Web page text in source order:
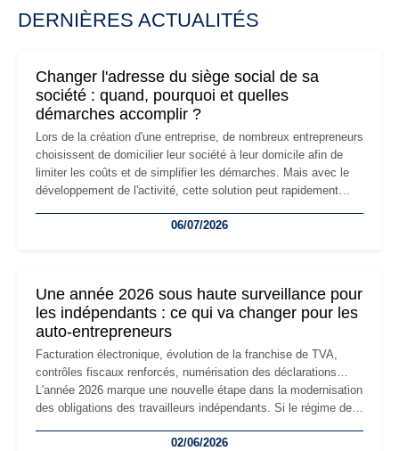
DERNIÈRES ACTUALITÉS
Changer l'adresse du siège social de sa
société : quand, pourquoi et quelles
démarches accomplir ?
Lors de la création d'une entreprise, de nombreux entrepreneurs
choisissent de domicilier leur société à leur domicile afin de
limiter les coûts et de simplifier les démarches. Mais avec le
développement de l'activité, cette solution peut rapidement
professionnels, recrutement, image de marque… Le
06/07/2026
Une année 2026 sous haute surveillance pour
les indépendants : ce qui va changer pour les
auto-entrepreneurs
Facturation électronique, évolution de la franchise de TVA,
contrôles fiscaux renforcés, numérisation des déclarations…
L'année 2026 marque une nouvelle étape dans la modernisation
des obligations des travailleurs indépendants. Si le régime de
les auto-entrepreneurs devront s'adapter à un environnement
02/06/2026